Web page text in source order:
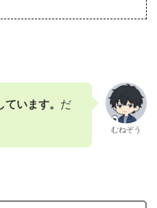
います。 だ
むねぞう